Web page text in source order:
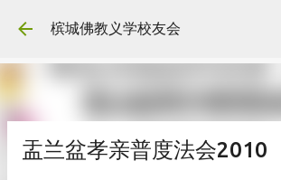
Skip to main content
槟城佛教义学校友会
盂兰盆孝亲普度法会2010